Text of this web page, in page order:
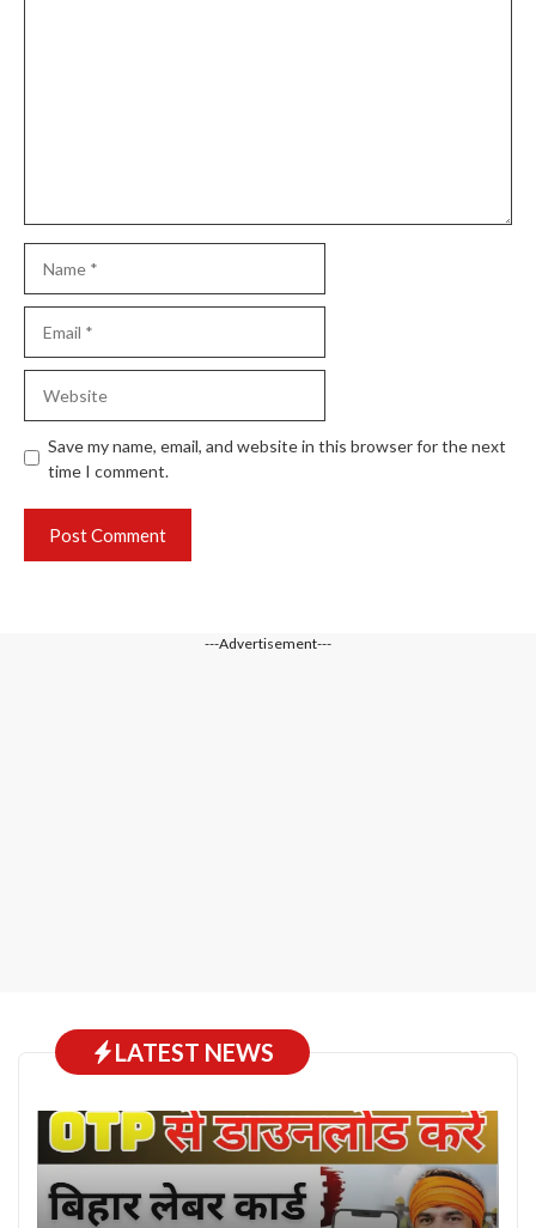
Save my name, email, and website in this browser for the next
time I comment.
---Advertisement---
LATEST NEWS